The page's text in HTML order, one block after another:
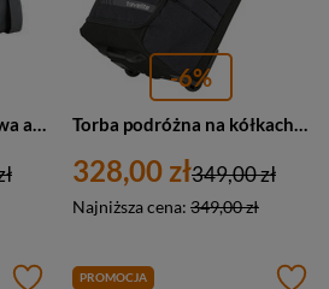
Torba podróżna sportowa antracytowa - Travelite Skaii 92605-04
-6%
Torba podróżna na kółkach antracytowa 65L - Travelite Kick-Off L 6910-04
328,00 zł
Najniższa cena: 349,00 zł
349,00 zł
PROMOCJA